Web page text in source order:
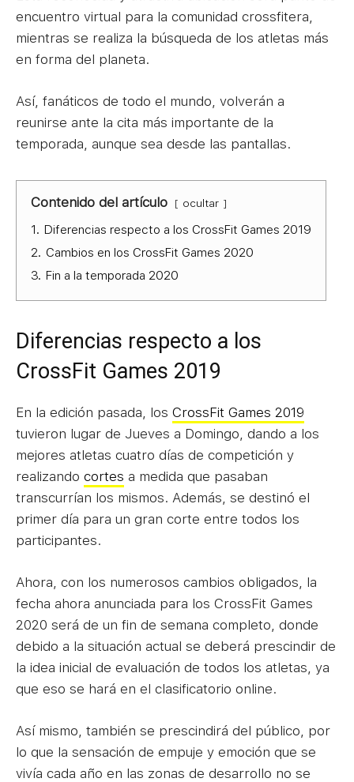
encuentro virtual para la comunidad crossfitera,
mientras se realiza la búsqueda de los atletas más
en forma del planeta.
Así, fanáticos de todo el mundo, volverán a
reunirse ante la cita más importante de la
temporada, aunque sea desde las pantallas.
Contenido del artículo ocultar
1. Diferencias respecto a los CrossFit Games 2019
2. Cambios en los CrossFit Games 2020
3. Fin a la temporada 2020
Diferencias respecto a los
CrossFit Games 2019
En la edición pasada, los CrossFit Games 2019
tuvieron lugar de Jueves a Domingo, dando a los
mejores atletas cuatro días de competición y
realizando cortes a medida que pasaban
transcurrían los mismos. Además, se destinó el
primer día para un gran corte entre todos los
participantes.
Ahora, con los numerosos cambios obligados, la
fecha ahora anunciada para los CrossFit Games
2020 será de un fin de semana completo, donde
debido a la situación actual se deberá prescindir de
la idea inicial de evaluación de todos los atletas, ya
que eso se hará en el clasificatorio online.
Así mismo, también se prescindirá del público, por
lo que la sensación de empuje y emoción que se
vivía cada año en las zonas de desarrollo no se